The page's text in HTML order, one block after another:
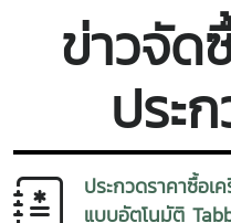
อากาศ การฝึกปฏิบัติจริง เพื่อ
ภายหลังการอบรม ได้มีพิธีล
(Memorandum of
จากประเทศไทยและสาธารณ
สร้างเครือข่ายความร่วมมือด้
การพัฒนาหลักสูตร การฝึกอ
ส่งเสริมโรงเรียนต้นแบบด้าน
พื้นที่แขวงหลวงพระบางควา
การลงมือปฏิบัติจริง โดยคณ
บุคลากร และชุมชนในพื้นที่ เ
สามารถนำไปใช้งานได้อย่าง
กิจกรรมสำคัญประกอบด้วย
อาทิตย์สำหรับใช้งานภายในโ
หลักการออกแบบ การทำงาน
พลังงานแสงอาทิตย์ - ฝึกปฏิบั
บำรุงรักษาระบบร่วมกับครูแ
ข่าวจัด
ประ
ประกวดราคาซื้อเ
แบบอัตโนมัติ